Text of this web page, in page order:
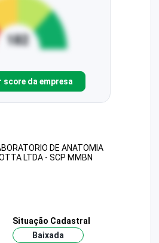
score da empresa
DE ANATOMIA
LTDA - SCP MMBN
Situação Cadastral
Baixada